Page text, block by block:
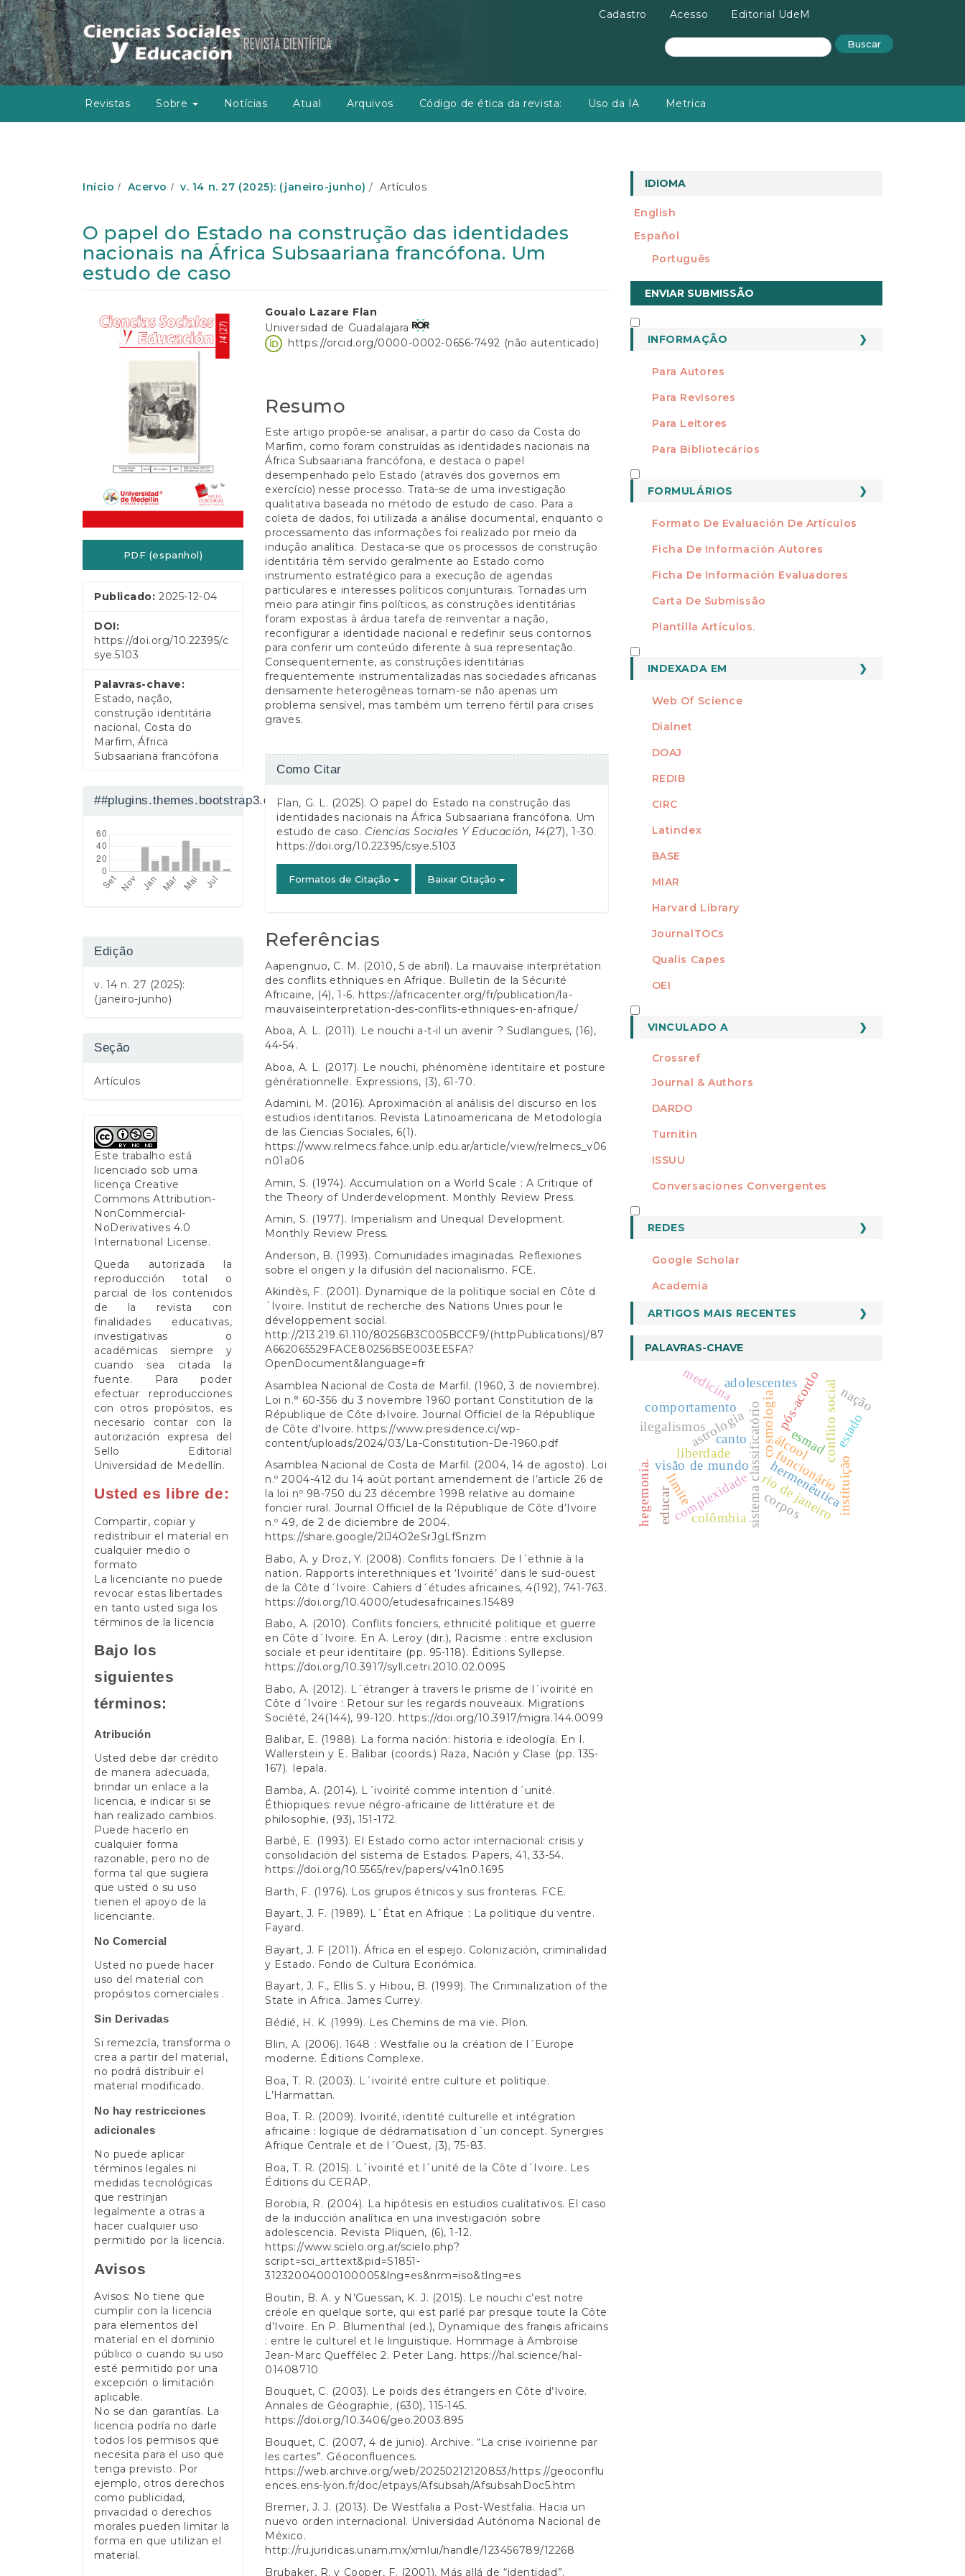
N
a
v
e
g
a
o
Cadastro Acesso Editorial UdeM
Revistas Sobre Notícias Atual Arquivos Código de ética da revista: Uso da IA Metrica
Buscar
Início Acervo v. 14 n. 27 (2025): (janeiro-junho) Artículos
O papel do Estado na construção das identidades
nacionais na África Subsaariana francófona. Um
estudo de caso
Barra
lateral
artigos
PDF (espanhol)
Publicado:2025-12-04
DOI:
https://doi.org/10.22395/c
sye.5103
Palavras-chave:
Estado, nação,
construção identitária
nacional, Costa do
Marfim, África
Subsaariana francófona
##plugins.themes.bootstrap3.displayStats.downloads##
Edição
v. 14 n. 27 (2025):
(janeiro-junho)
Seção
Artículos
Este trabalho está
licenciado sob uma
licença Creative
Commons Attribution-
NonCommercial-
NoDerivatives 4.0
International License.
Queda autorizada la
reproducción total o
parcial de los contenidos
de la revista con
finalidades educativas,
investigativas o
académicas siempre y
cuando sea citada la
fuente. Para poder
efectuar reproducciones
con otros propósitos, es
necesario contar con la
autorización expresa del
Sello Editorial
Universidad de Medellín.
Usted es libre de:
Compartir, copiar y
redistribuir el material en
cualquier medio o
formato
La licenciante no puede
revocar estas libertades
en tanto usted siga los
términos de la licencia
Bajo los
siguientes
términos:
Atribución
Usted debe dar crédito
de manera adecuada,
brindar un enlace a la
licencia, e indicar si se
han realizado cambios.
Puede hacerlo en
cualquier forma
razonable, pero no de
forma tal que sugiera
que usted o su uso
tienen el apoyo de la
licenciante.
No Comercial
Usted no puede hacer
uso del material con
propósitos comerciales .
Sin Derivadas
Si remezcla, transforma o
crea a partir del material,
no podrá distribuir el
material modificado.
No hay restricciones
adicionales
No puede aplicar
términos legales ni
medidas tecnológicas
que restrinjan
legalmente a otras a
hacer cualquier uso
permitido por la licencia.
Avisos
Avisos: No tiene que
cumplir con la licencia
para elementos del
material en el dominio
público o cuando su uso
esté permitido por una
excepción o limitación
aplicable.
No se dan garantías. La
licencia podría no darle
todos los permisos que
necesita para el uso que
tenga previsto. Por
ejemplo, otros derechos
como publicidad,
privacidad o derechos
morales pueden limitar la
forma en que utilizan el
material.
Conteúdo
do
artigo
Goualo Lazare Flan
Universidad de Guadalajara
https://orcid.org/0000-0002-0656-7492 (não autenticado)
Resumo
Este artigo propõe-se analisar, a partir do caso da Costa do
Marfim, como foram construídas as identidades nacionais na
África Subsaariana francófona, e destaca o papel
desempenhado pelo Estado (através dos governos em
exercício) nesse processo. Trata-se de uma investigação
qualitativa baseada no método de estudo de caso. Para a
coleta de dados, foi utilizada a análise documental, enquanto o
processamento das informações foi realizado por meio da
indução analítica. Destaca-se que os processos de construção
identitária têm servido geralmente ao Estado como
instrumento estratégico para a execução de agendas
particulares e interesses políticos conjunturais. Tornadas um
meio para atingir fins políticos, as construções identitárias
foram expostas à árdua tarefa de reinventar a nação,
reconfigurar a identidade nacional e redefinir seus contornos
para conferir um conteúdo diferente à sua representação.
Consequentemente, as construções identitárias
frequentemente instrumentalizadas nas sociedades africanas
densamente heterogêneas tornam-se não apenas um
problema sensível, mas também um terreno fértil para crises
graves.
Detalhes
artigo
Como Citar
Flan, G. L. (2025). O papel do Estado na construção das
identidades nacionais na África Subsaariana francófona. Um
estudo de caso. Ciencias Sociales Y Educación, 14(27), 1-30.
https://doi.org/10.22395/csye.5103
Formatos de Citação Baixar Citação
Referências
Aapengnuo, C. M. (2010, 5 de abril). La mauvaise interprétation
des conflits ethniques en Afrique. Bulletin de la Sécurité
Africaine, (4), 1-6. https://africacenter.org/fr/publication/la-
mauvaiseinterpretation-des-conflits-ethniques-en-afrique/
Aboa, A. L. (2011). Le nouchi a-t-il un avenir ? Sudlangues, (16),
44-54.
Aboa, A. L. (2017). Le nouchi, phénomène identitaire et posture
générationnelle. Expressions, (3), 61-70.
Adamini, M. (2016). Aproximación al análisis del discurso en los
estudios identitarios. Revista Latinoamericana de Metodología
de las Ciencias Sociales, 6(1).
https://www.relmecs.fahce.unlp.edu.ar/article/view/relmecs_v06
n01a06
Amin, S. (1974). Accumulation on a World Scale : A Critique of
the Theory of Underdevelopment. Monthly Review Press.
Amin, S. (1977). Imperialism and Unequal Development.
Monthly Review Press.
Anderson, B. (1993). Comunidades imaginadas. Reflexiones
sobre el origen y la difusión del nacionalismo. FCE.
Akindès, F. (2001). Dynamique de la politique social en Côte d
´Ivoire. Institut de recherche des Nations Unies pour le
développement social.
http://213.219.61.110/80256B3C005BCCF9/(httpPublications)/87
A662065529FACE80256B5E003EE5FA?
OpenDocument&language=fr
Asamblea Nacional de Costa de Marfil. (1960, 3 de noviembre).
Loi n.° 60-356 du 3 novembre 1960 portant Constitution de la
République de Côte d›Ivoire. Journal Officiel de la République
de Côte d’Ivoire. https://www.presidence.ci/wp-
content/uploads/2024/03/La-Constitution-De-1960.pdf
Asamblea Nacional de Costa de Marfil. (2004, 14 de agosto). Loi
n.º 2004-412 du 14 août portant amendement de l’article 26 de
la loi nº 98-750 du 23 décembre 1998 relative au domaine
foncier rural. Journal Officiel de la République de Côte d’Ivoire
n.º 49, de 2 de diciembre de 2004.
https://share.google/2lJ4O2eSrJgLfSnzm
Babo, A. y Droz, Y. (2008). Conflits fonciers. De l´ethnie à la
nation. Rapports interethniques et ‘Ivoirité’ dans le sud-ouest
de la Côte d´Ivoire. Cahiers d´études africaines, 4(192), 741-763.
https://doi.org/10.4000/etudesafricaines.15489
Babo, A. (2010). Conflits fonciers, ethnicité politique et guerre
en Côte d´Ivoire. En A. Leroy (dir.), Racisme : entre exclusion
sociale et peur identitaire (pp. 95-118). Éditions Syllepse.
https://doi.org/10.3917/syll.cetri.2010.02.0095
Babo, A. (2012). L´étranger à travers le prisme de l´ivoirité en
Côte d´Ivoire : Retour sur les regards nouveaux. Migrations
Société, 24(144), 99-120. https://doi.org/10.3917/migra.144.0099
Balibar, E. (1988). La forma nación: historia e ideología. En I.
Wallerstein y E. Balibar (coords.) Raza, Nación y Clase (pp. 135-
167). Iepala.
Bamba, A. (2014). L´ivoirité comme intention d´unité.
Éthiopiques: revue négro-africaine de littérature et de
philosophie, (93), 151-172.
Barbé, E. (1993). El Estado como actor internacional: crisis y
consolidación del sistema de Estados. Papers, 41, 33-54.
https://doi.org/10.5565/rev/papers/v41n0.1695
Barth, F. (1976). Los grupos étnicos y sus fronteras. FCE.
Bayart, J. F. (1989). L´État en Afrique : La politique du ventre.
Fayard.
Bayart, J. F (2011). África en el espejo. Colonización, criminalidad
y Estado. Fondo de Cultura Económica.
Bayart, J. F., Ellis S. y Hibou, B. (1999). The Criminalization of the
State in Africa. James Currey.
Bédié, H. K. (1999). Les Chemins de ma vie. Plon.
Blin, A. (2006). 1648 : Westfalie ou la création de l´Europe
moderne. Éditions Complexe.
Boa, T. R. (2003). L´ivoirité entre culture et politique.
L’Harmattan.
Boa, T. R. (2009). Ivoirité, identité culturelle et intégration
africaine : logique de dédramatisation d´un concept. Synergies
Afrique Centrale et de l´Ouest, (3), 75-83.
Boa, T. R. (2015). L´ivoirité et l´unité de la Côte d´Ivoire. Les
Éditions du CERAP.
Borobia, R. (2004). La hipótesis en estudios cualitativos. El caso
de la inducción analítica en una investigación sobre
adolescencia. Revista Pliquen, (6), 1-12.
https://www.scielo.org.ar/scielo.php?
script=sci_arttext&pid=S1851-
31232004000100005&lng=es&nrm=iso&tlng=es
Boutin, B. A. y N’Guessan, K. J. (2015). Le nouchi c’est notre
créole en quelque sorte, qui est parlé par presque toute la Côte
d’Ivoire. En P. Blumenthal (ed.), Dynamique des franҫais africains
: entre le culturel et le linguistique. Hommage à Ambroise
Jean-Marc Queffélec 2. Peter Lang. https://hal.science/hal-
01408710
Bouquet, C. (2003). Le poids des étrangers en Côte d’Ivoire.
Annales de Géographie, (630), 115-145.
https://doi.org/10.3406/geo.2003.895
Bouquet, C. (2007, 4 de junio). Archive. “La crise ivoirienne par
les cartes”. Géoconfluences.
https://web.archive.org/web/20250212120853/https://geoconflu
ences.ens-lyon.fr/doc/etpays/Afsubsah/AfsubsahDoc5.htm
Bremer, J. J. (2013). De Westfalia a Post-Westfalia. Hacia un
nuevo orden internacional. Universidad Autónoma Nacional de
México.
http://ru.juridicas.unam.mx/xmlui/handle/123456789/12268
Brubaker, R. y Cooper, F. (2001). Más allá de “identidad”.
IDIOMA
English
Español
Português
Enviar
Submissão
ENVIAR SUBMISSÃO
INFORMAÇÃO
Para Autores
Para Revisores
Para Leitores
Para Bibliotecários
FORMULÁRIOS
Formato De Evaluación De Artículos
Ficha De Información Autores
Ficha De Información Evaluadores
Carta De Submissão
Plantilla Artículos.
INDEXADA EM
Web Of Science
Dialnet
DOAJ
REDIB
CIRC
Latindex
BASE
MIAR
Harvard Library
JournalTOCs
Qualis Capes
OEI
VINCULADO A
Crossref
Journal & Authors
DARDO
Turnitin
ISSUU
Conversaciones Convergentes
REDES
Google Scholar
Academia
ARTIGOS MAIS RECENTES
PALAVRAS-CHAVE
astrologiasistema classificatório
visão de mundo
cosmologia
hermenêutica
álcool
comportamento
complexidade funcionárioinstituição
esmad
pós-acordoconflito social
adolescentes
rio de janeiro
medicina
hegemonia. limite
liberdade
canto
ilegalismos
colômbia
estado
nação
corpos
educar